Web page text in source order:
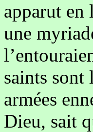
apparut en
une
saints sont
armées
Dieu, sait